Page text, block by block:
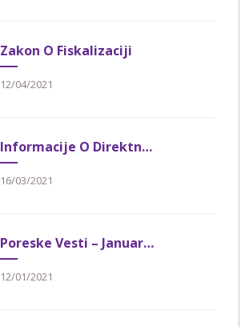
Zakon O Fiskalizaciji
12/04/2021
Informacije O Direktnim Davanjima Za 2021. Godinu
16/03/2021
Poreske Vesti – Januar 2021.
12/01/2021